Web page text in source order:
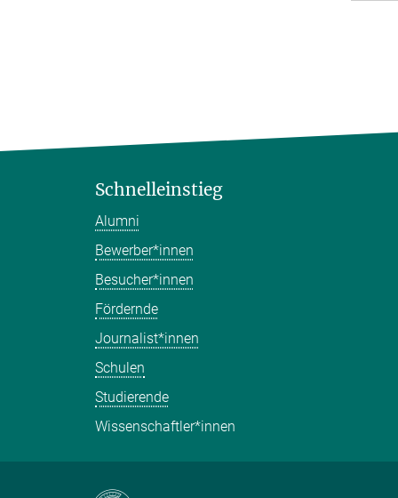
Schnelleinstieg
Alumni
Bewerber*innen
Besucher*innen
Fördernde
Journalist*innen
Schulen
Studierende
Wissenschaftler*innen